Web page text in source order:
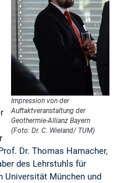
Impression von der
Auftaktveranstaltung der
Geothermie-Allianz Bayern
(Foto: Dr. C. Wieland/ TUM)
Dr. Thomas Hamacher,
des Lehrstuhls für
Universität München und